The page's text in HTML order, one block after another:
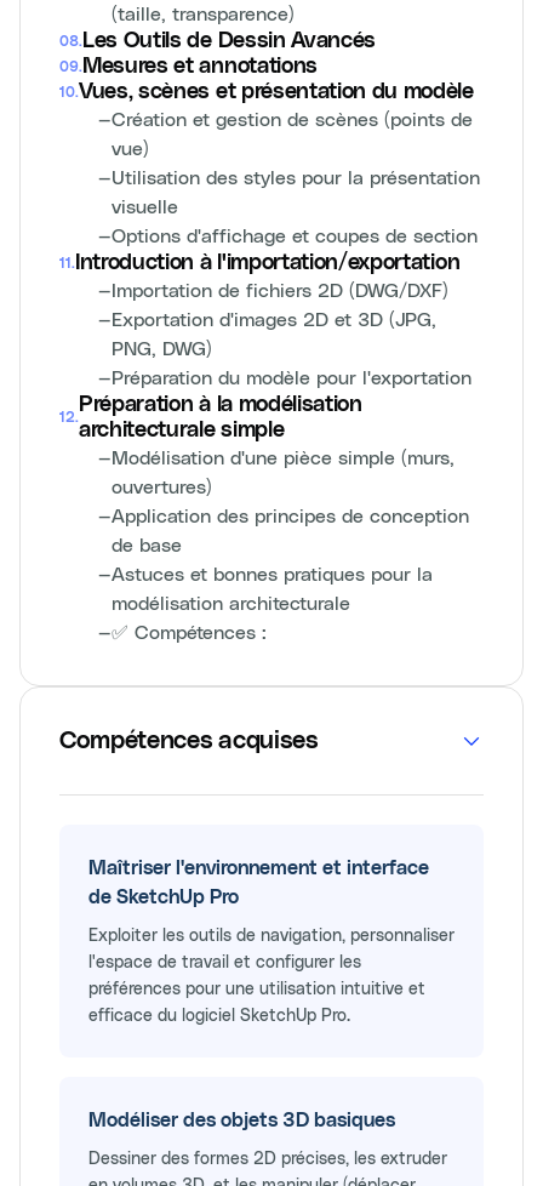
(taille, transparence)
08. Les Outils de Dessin Avancés
09. Mesures et annotations
10.Vues, scènes et présentation du modèle
—Création et gestion de scènes (points de
vue)
—Utilisation des styles pour la présentation
visuelle
—Options d'affichage et coupes de section
11 . Introduction à l'importation/exportation
—Importation de fichiers 2D (DWG/DXF)
—Exportation d'images 2D et 3D (JPG,
PNG, DWG)
—Préparation du modèle pour l'exportation
12.
Préparation à la modélisation
architecturale simple
—Modélisation d'une pièce simple (murs,
ouvertures)
—Application des principes de conception
de base
—Astuces et bonnes pratiques pour la
modélisation architecturale
—✅ Compétences :
Compétences acquises
Maîtriser l'environnement et interface
de SketchUp Pro
Exploiter les outils de navigation, personnaliser
l'espace de travail et configurer les
préférences pour une utilisation intuitive et
efficace du logiciel SketchUp Pro.
Modéliser des objets 3D basiques
Dessiner des formes 2D précises, les extruder